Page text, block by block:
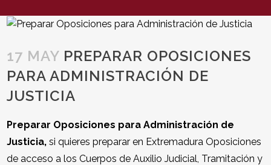
17 MAY PREPARAR OPOSICIONES
PARA ADMINISTRACIÓN DE
JUSTICIA
Preparar Oposiciones para Administración de
Justicia, si quieres preparar en Extremadura Oposiciones
de acceso a los Cuerpos de Auxilio Judicial, Tramitación y